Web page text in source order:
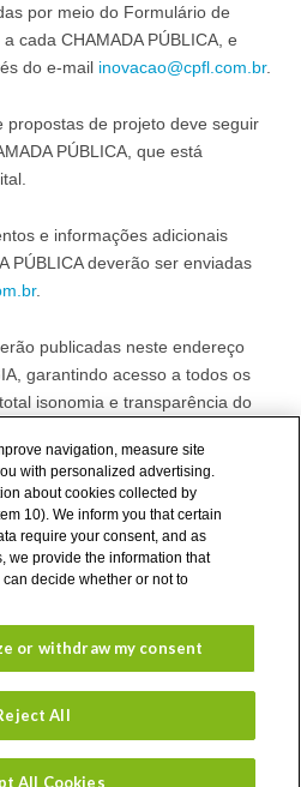
por meio do Formulário de
cada CHAMADA PÚBLICA, e
do e-mail inovacao@cpfl.com.br.
propostas de projeto deve seguir
PÚBLICA, que está
e informações adicionais
PÚBLICA deverão ser enviadas
.
publicadas neste endereço
garantindo acesso a todos os
isonomia e transparência do
Privacidade
uso
navigation, measure site
with personalized advertising.
about cookies collected by
10). We inform you that certain
require your consent, and as
we provide the information that
decide whether or not to
or withdraw my consent
All
All Cookies